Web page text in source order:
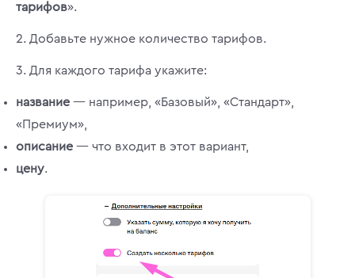
тарифов».
2. Добавьте нужное количество тарифов.
3. Для каждого тарифа укажите:
название — например, «Базовый», «Стандарт»,
«Премиум»,
описание — что входит в этот вариант,
цену.